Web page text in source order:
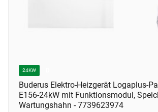
24KW
Buderus Elektro-Heizgerät Logaplus-
E156-24kW mit Funktionsmodul,
Wartungshahn - 7739623974